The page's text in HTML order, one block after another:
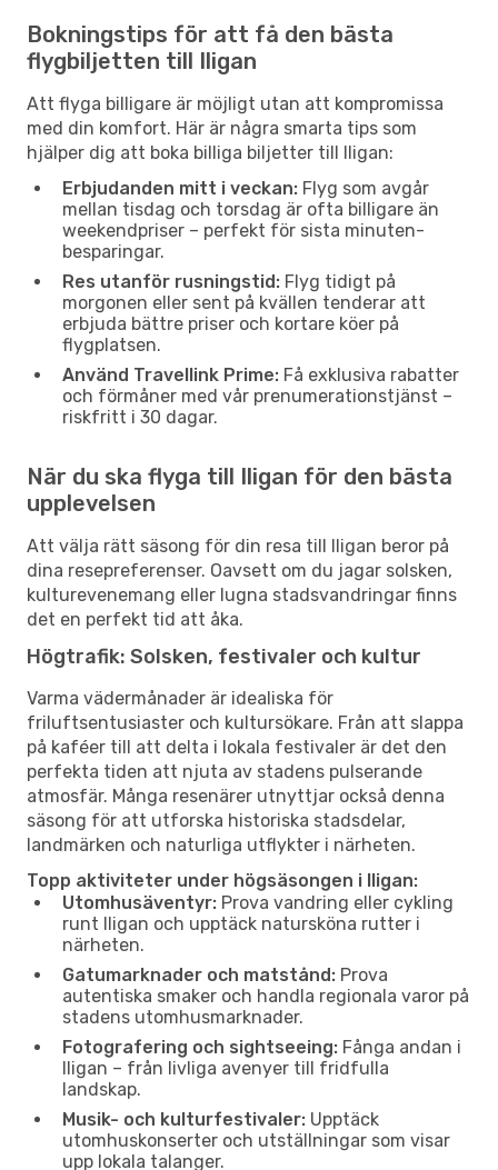
Bokningstips för att få den bästa
flygbiljetten till Iligan
Att flyga billigare är möjligt utan att kompromissa
med din komfort. Här är några smarta tips som
hjälper dig att boka billiga biljetter till Iligan:
Erbjudanden mitt i veckan: Flyg som avgår
mellan tisdag och torsdag är ofta billigare än
weekendpriser – perfekt för sista minuten-
besparingar.
Res utanför rusningstid: Flyg tidigt på
morgonen eller sent på kvällen tenderar att
erbjuda bättre priser och kortare köer på
flygplatsen.
Använd Travellink Prime: Få exklusiva rabatter
och förmåner med vår prenumerationstjänst –
riskfritt i 30 dagar.
När du ska flyga till Iligan för den bästa
upplevelsen
Att välja rätt säsong för din resa till Iligan beror på
dina resepreferenser. Oavsett om du jagar solsken,
kulturevenemang eller lugna stadsvandringar finns
det en perfekt tid att åka.
Högtrafik: Solsken, festivaler och kultur
Varma vädermånader är idealiska för
friluftsentusiaster och kultursökare. Från att slappa
på kaféer till att delta i lokala festivaler är det den
perfekta tiden att njuta av stadens pulserande
atmosfär. Många resenärer utnyttjar också denna
säsong för att utforska historiska stadsdelar,
landmärken och naturliga utflykter i närheten.
Topp aktiviteter under högsäsongen i Iligan:
Utomhusäventyr: Prova vandring eller cykling
runt Iligan och upptäck natursköna rutter i
närheten.
Gatumarknader och matstånd: Prova
autentiska smaker och handla regionala varor på
stadens utomhusmarknader.
Fotografering och sightseeing: Fånga andan i
Iligan – från livliga avenyer till fridfulla
landskap.
Musik- och kulturfestivaler: Upptäck
utomhuskonserter och utställningar som visar
upp lokala talanger.